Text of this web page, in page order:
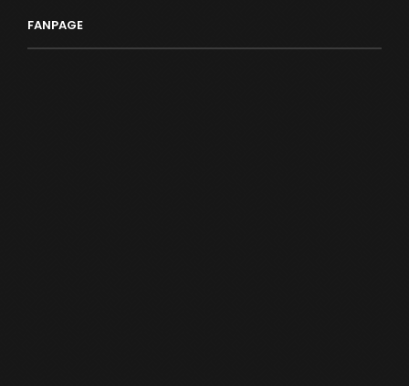
FANPAGE